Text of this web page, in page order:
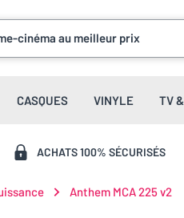
cinéma au meilleur prix
CASQUES VINYLE TV
ACHATS 100% SÉCURISÉS
Anthem MCA 225 v2